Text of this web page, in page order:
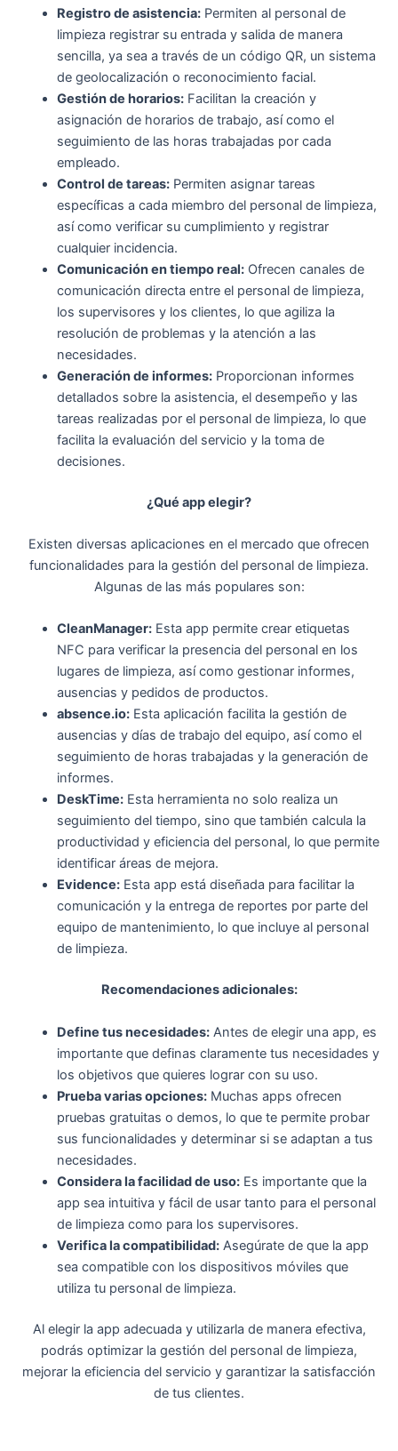
Registro de asistencia:Permiten al personal de
limpieza registrar su entrada y salida de manera
sencilla, ya sea a través de un código QR, un sistema
de geolocalización o reconocimiento facial.
Gestión de horarios:Facilitan la creación y
asignación de horarios de trabajo, así como el
seguimiento de las horas trabajadas por cada
empleado.
Control de tareas:Permiten asignar tareas
específicas a cada miembro del personal de limpieza,
así como verificar su cumplimiento y registrar
cualquier incidencia.
Comunicación en tiempo real:Ofrecen canales de
comunicación directa entre el personal de limpieza,
los supervisores y los clientes, lo que agiliza la
resolución de problemas y la atención a las
necesidades.
Generación de informes:Proporcionan informes
detallados sobre la asistencia, el desempeño y las
tareas realizadas por el personal de limpieza, lo que
facilita la evaluación del servicio y la toma de
decisiones.
¿Qué app elegir?
Existen diversas aplicaciones en el mercado que ofrecen
funcionalidades para la gestión del personal de limpieza.
Algunas de las más populares son:
CleanManager:Esta app permite crear etiquetas
NFC para verificar la presencia del personal en los
lugares de limpieza, así como gestionar informes,
ausencias y pedidos de productos.
absence.io:Esta aplicación facilita la gestión de
ausencias y días de trabajo del equipo, así como el
seguimiento de horas trabajadas y la generación de
informes.
DeskTime:Esta herramienta no solo realiza un
seguimiento del tiempo, sino que también calcula la
productividad y eficiencia del personal, lo que permite
identificar áreas de mejora.
Evidence:Esta app está diseñada para facilitar la
comunicación y la entrega de reportes por parte del
equipo de mantenimiento, lo que incluye al personal
de limpieza.
Recomendaciones adicionales:
Define tus necesidades:Antes de elegir una app, es
importante que definas claramente tus necesidades y
los objetivos que quieres lograr con su uso.
Prueba varias opciones:Muchas apps ofrecen
pruebas gratuitas o demos, lo que te permite probar
sus funcionalidades y determinar si se adaptan a tus
necesidades.
Considera la facilidad de uso:Es importante que la
app sea intuitiva y fácil de usar tanto para el personal
de limpieza como para los supervisores.
Verifica la compatibilidad:Asegúrate de que la app
sea compatible con los dispositivos móviles que
utiliza tu personal de limpieza.
Al elegir la app adecuada y utilizarla de manera efectiva,
podrás optimizar la gestión del personal de limpieza,
mejorar la eficiencia del servicio y garantizar la satisfacción
de tus clientes.